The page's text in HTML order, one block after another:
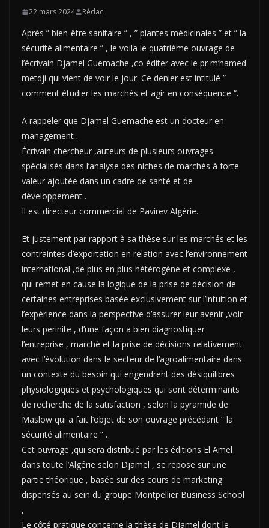
22 mars 2024 Rédac
Après ” bien-être sanitaire ” , ” plantes médicinales ” et ” la
sécurité alimentaire ” , le voila le quatrième ouvrage de
l’écrivain Djamel Guemache ,co éditer avec le pr m’hamed
metdji qui vient de voir le jour. Ce denier est intitulé ”
comment étudier les marchés et agir en conséquence “.
A rappeler que Djamel Guemache est un docteur en
management .
Écrivain chercheur ,auteurs de plusieurs ouvrages
spécialisés dans l’analyse des niches de marchés à forte
valeur ajoutée dans un cadre de santé et de
développement .
Il est directeur commercial de Pavirev Algérie.
Et justement par rapport à sa thèse sur les marchés et les
contraintes d’exportation en relation avec l’environnement
international ,de plus en plus hétérogène et complexe ,
qui remet en cause la logique de la prise de décision de
certaines entreprises basée exclusivement sur l’intuition et
l’expérience dans la perspective d’assurer leur avenir ,voir
leurs perinite , d’une façon a bien diagnostiquer
l’entreprise , marché et la prise de décisions relativement
avec l’évolution dans le secteur de l’agroalimentaire dans
un contexte du besoin qui engendrent des désiquilibres
physiologiques et psychologiques qui sont déterminants
de recherche de la satisfaction , selon la pyramide de
Maslow qui a fait l’objet de son ouvrage précédant ” la
sécurité alimentaire ” .
Cet ouvrage ,qui sera distribué par les éditions El Amel
dans toute l’Algérie selon Djamel , se repose sur une
partie théorique , basée sur des cours de marketing
dispensés au sein du groupe Montpellier Business School
,
Le côté pratique concerne la thèse de Djamel dont le